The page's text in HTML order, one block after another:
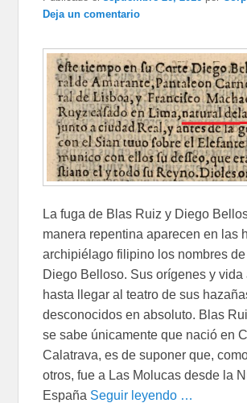
Deja un comentario
La fuga de Blas Ruiz y Diego
manera repentina aparecen en las
archipiélago filipino los nombres
Diego Belloso. Sus orígenes y vida
hasta llegar al teatro de sus
desconocidos en absoluto. Blas
se sabe únicamente que nació en
Calatrava, es de suponer que,
otros, fue a Las Molucas desde la
España Seguir leyendo …